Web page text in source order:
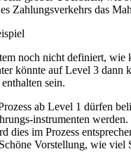
Zahlungsverkehrs das
noch nicht definiert, wie
könnte auf Level 3 dann
sein.
ab Level 1 dürfen
instrumenten
dies im Prozess
Vorstellung, wie